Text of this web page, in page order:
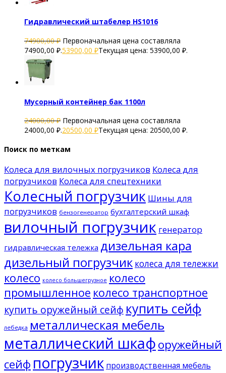
Гидравлический штабелер HS1016
74900,00₽ Первоначальная цена составляла
74900,00 ₽.53900,00 ₽Текущая цена: 53900,00 ₽.
Мусорный контейнер бак 1100л
24000,00₽ Первоначальная цена составляла
24000,00 ₽.20500,00 ₽Текущая цена: 20500,00 ₽.
Поиск по меткам
Колеса для вилочных погрузчиков Колеса для
погрузчиков Колеса для спецтехники
Колесный погрузчик Шины для
погрузчиков бензогенератор бухгалтерский шкаф
вилочный погрузчик генератор
гидравлическая тележка дизельная кара
дизельный погрузчик колеса для тележки
колесо колесо большегрузное колесо
промышленное колесо транспортное
купить оружейный сейф купить сейф
лебедка металлическая мебель
металлический шкафоружейный
сейф погрузчик производственная мебель